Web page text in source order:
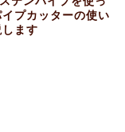
プカッターの使い
ます